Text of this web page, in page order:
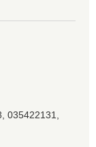
035422131,